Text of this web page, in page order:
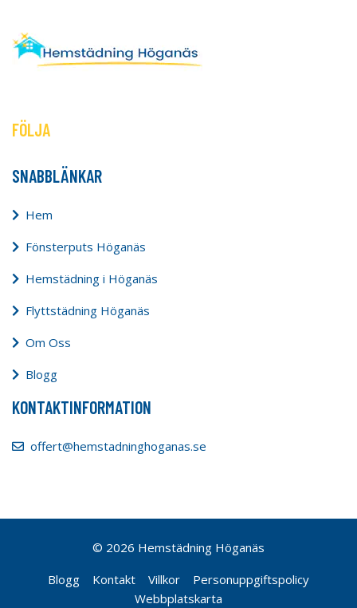
FÖLJA
SNABBLÄNKAR
Hem
Fönsterputs Höganäs
Hemstädning i Höganäs
Flyttstädning Höganäs
Om Oss
Blogg
KONTAKTINFORMATION
offert@hemstadninghoganas.se
© 2026 Hemstädning Höganäs
Blogg
Kontakt Villkor
Personuppgiftspolicy
Webbplatskarta